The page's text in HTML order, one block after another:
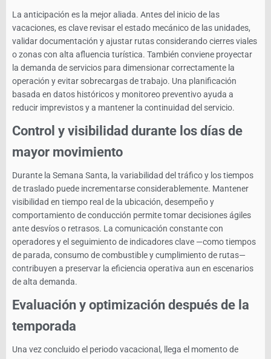
La anticipación es la mejor aliada. Antes del inicio de las
vacaciones, es clave revisar el estado mecánico de las unidades,
validar documentación y ajustar rutas considerando cierres viales
o zonas con alta afluencia turística. También conviene proyectar
la demanda de servicios para dimensionar correctamente la
operación y evitar sobrecargas de trabajo. Una planificación
basada en datos históricos y monitoreo preventivo ayuda a
reducir imprevistos y a mantener la continuidad del servicio.
Control y visibilidad durante los días de
mayor movimiento
Durante la Semana Santa, la variabilidad del tráfico y los tiempos
de traslado puede incrementarse considerablemente. Mantener
visibilidad en tiempo real de la ubicación, desempeño y
comportamiento de conducción permite tomar decisiones ágiles
ante desvíos o retrasos. La comunicación constante con
operadores y el seguimiento de indicadores clave —como tiempos
de parada, consumo de combustible y cumplimiento de rutas—
contribuyen a preservar la eficiencia operativa aun en escenarios
de alta demanda.
Evaluación y optimización después de la
temporada
Una vez concluido el periodo vacacional, llega el momento de